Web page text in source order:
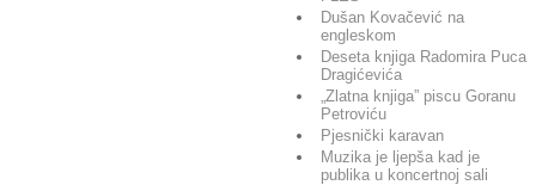
Dušan Kovačević na
engleskom
Deseta knjiga Radomira Puca
Dragićevića
„Zlatna knjiga” piscu Goranu
Petroviću
Pjesnički karavan
Muzika je ljepša kad je
publika u koncertnoj sali